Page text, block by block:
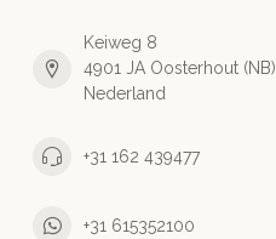
Keiweg 8
4901 JA Oosterhout (NB)
Nederland
+31 162 439477
+31 615352100